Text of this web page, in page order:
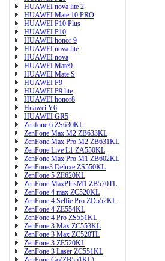
HUAWEI nova lite 2
HUAWEI Mate 10 PRO
HUAWEI P10 Plus
HUAWEI P10
HUAWEI honor 9
HUAWEI nova lite
HUAWEI nova
HUAWEI Mate9
HUAWEI Mate S
HUAWEI P9
HUAWEI P9 lite
HUAWEI honor8
Huawei Y6
HUAWEI GR5
Zenfone 6 ZS630KL
ZenFone Max M2 ZB633KL
ZenFone Max Pro M2 ZB631KL
ZenFone Live L1 ZA550KL
ZenFone Max Pro M1 ZB602KL
ZenFone3 Deluxe ZS550KL
ZenFone 5 ZE620KL
ZenFone MaxPlusM1 ZB570TL
ZenFone 4 max ZC520KL
ZenFone 4 Selfie Pro ZD552KL
ZenFone 4 ZE554KL
ZenFone 4 Pro ZS551KL
ZenFone 3 Max ZC553KL
ZenFone 3 Max ZC520TL
ZenFone 3 ZE520KL
ZenFone 3 Laser ZC551KL